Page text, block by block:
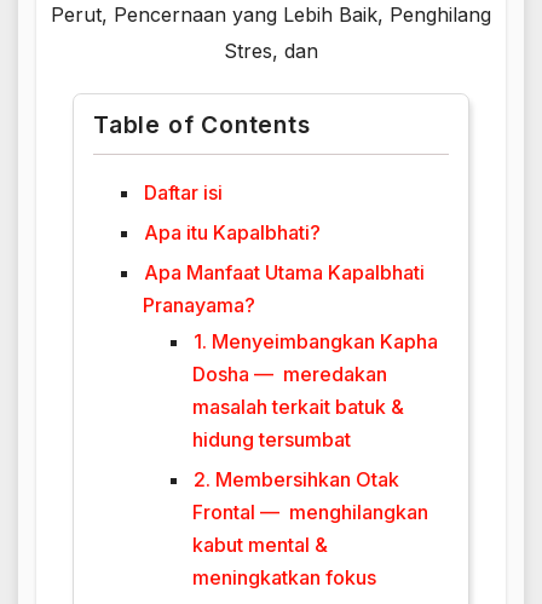
Perut, Pencernaan yang Lebih Baik, Penghilang
Stres, dan
Table of Contents
Daftar isi
Apa itu Kapalbhati?
Apa Manfaat Utama Kapalbhati
Pranayama?
1. Menyeimbangkan Kapha
Dosha — meredakan
masalah terkait batuk &
hidung tersumbat
2. Membersihkan Otak
Frontal — menghilangkan
kabut mental &
meningkatkan fokus